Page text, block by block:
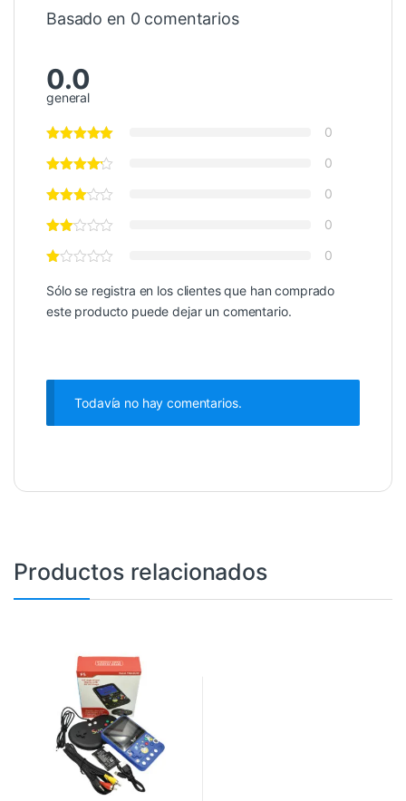
Basado en 0 comentarios
0.0
general
0
0
0
0
0
Sólo se registra en los clientes que han comprado
este producto puede dejar un comentario.
Todavía no hay comentarios.
Productos relacionados